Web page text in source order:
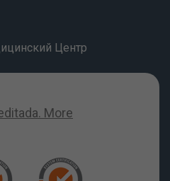
Центр